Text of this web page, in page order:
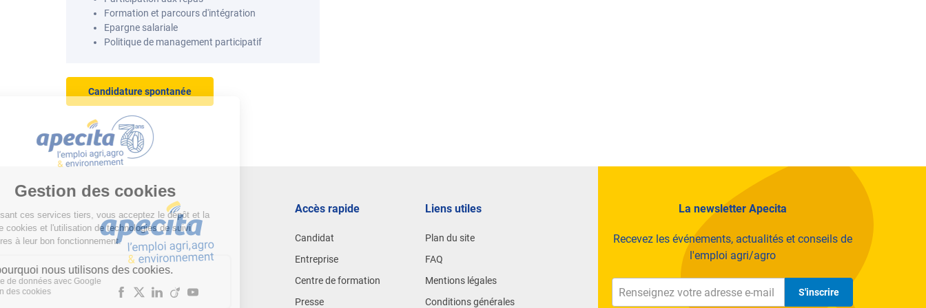
Formation et parcours d'intégration
Epargne salariale
Politique de management participatif
Candidature spontanée
Nouvelles technologies
La newsletter Apecita
Recevez les événements, actualités et conseils de
l'emploi agri/agro
S'inscrire
Accès rapide
Candidat
Entreprise
Centre de formation
Presse
Liens utiles
Plan du site
FAQ
Mentions légales
Conditions générales